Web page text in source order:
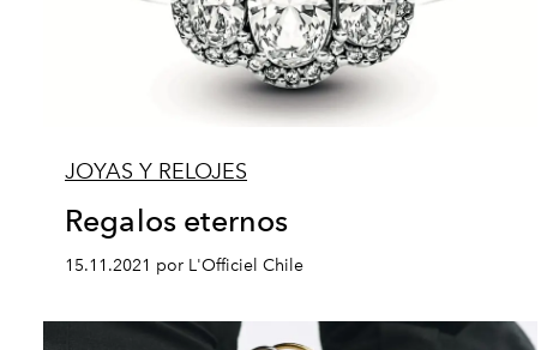
JOYAS Y RELOJES
Regalos eternos
15.11.2021 por L'Officiel Chile